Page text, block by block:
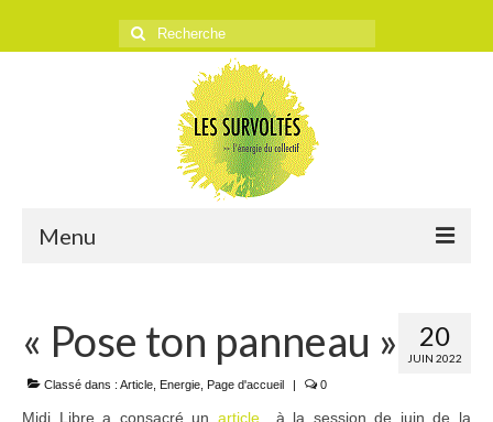
Rechercher
:
Menu
L’ASSOCIATION
Historique
20
JUIN 2022
« Pose ton panneau »
Classé dans : Article Energie Page d'accueil | 0
Midi Libre a consacré un articleà la session de juin de la